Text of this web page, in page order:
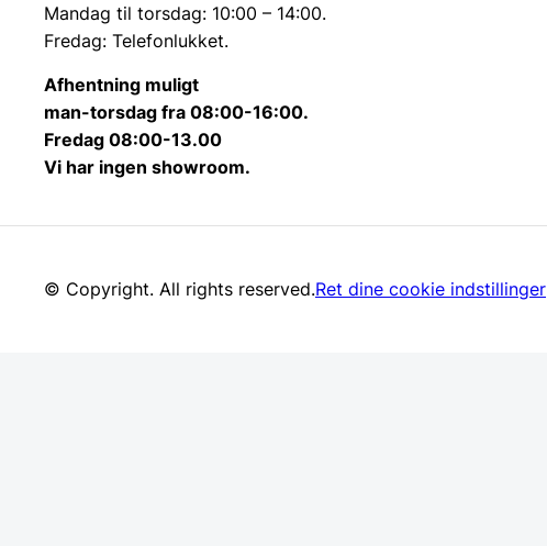
Mandag til torsdag: 10:00 – 14:00.
Fredag: Telefonlukket.
Afhentning muligt
man-torsdag fra 08:00-16:00.
Fredag 08:00-13.00
Vi har ingen showroom.
© Copyright. All rights reserved.Ret dine cookie indstillinger